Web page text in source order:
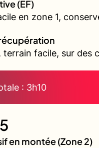
(EF)
en zone 1,
terrain facile, sur
: 3h10
en montée (Zone 2)